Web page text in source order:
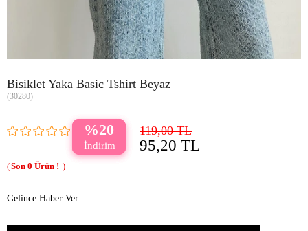
Bisiklet Yaka Basic Tshirt Beyaz
(30280)
20 119,00 TL
95,20 TL
0
Gelince Haber Ver